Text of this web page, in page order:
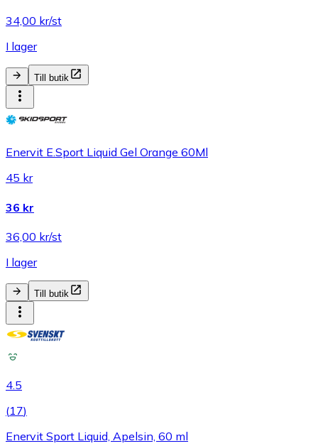
34,00 kr/st
I lager
Till butik
Enervit E.Sport Liquid Gel Orange 60Ml
45 kr
36 kr
36,00 kr/st
I lager
Till butik
4.5
(17)
Enervit Sport Liquid, Apelsin, 60 ml